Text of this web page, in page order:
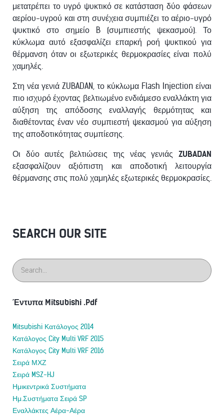
μετατρέπει το υγρό ψυκτικό σε κατάσταση δύο φάσεων
αερίου-υγρού και στη συνέχεια συμπιέζει το αέριο-υγρό
ψυκτικό στο σημείο B (συμπιεστής ψεκασμού). Το
κύκλωμα αυτό εξασφαλίζει επαρκή ροή ψυκτικού για
θέρμανση όταν οι εξωτερικές θερμοκρασίες είναι πολύ
χαμηλές.
Στη νέα γενιά ZUBADAN, το κύκλωμα Flash Injection είναι
πιο ισχυρό έχοντας βελτιωμένο ενδιάμεσο εναλλάκτη για
αύξηση της απόδοσης εναλλαγής θερμότητας και
διαθέτοντας έναν νέο συμπιεστή ψεκασμού για αύξηση
της αποδοτικότητας συμπίεσης.
Οι δύο αυτές βελτιώσεις της νέας γενιάς ZUBADAN
εξασφαλίζουν αξιόπιστη και αποδοτική λειτουργία
θέρμανσης στις πολύ χαμηλές εξωτερικές θερμοκρασίες.
SEARCH OUR SITE
Έντυπα Mitsubishi .Pdf
Mitsubishi Κατάλογος 2014
Κατάλογος City Multi VRF 2015
Κατάλογος City Multi VRF 2016
Σειρά ΜΧΖ
Σειρά MSZ-HJ
Ημικεντρικά Συστήματα
Ημ.Συστήματα Σειρά SP
Εναλλάκτες Αέρα-Αέρα